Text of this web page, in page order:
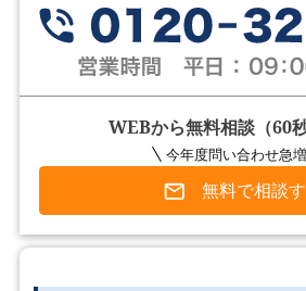
WEBから無料相談（60
今年度問い合わせ急
無料で相談